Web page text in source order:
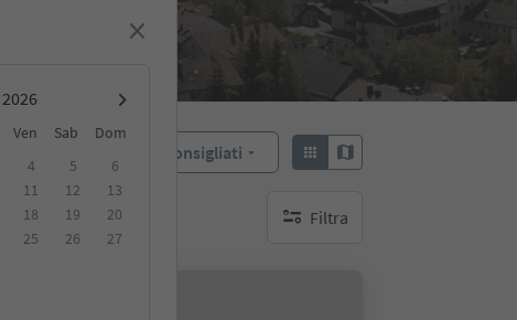
Ven Sab
Dom
4 5
6
11 12
13
18 19
20
25 26
27
Consigliati
Filtra
nessun filtro attivo